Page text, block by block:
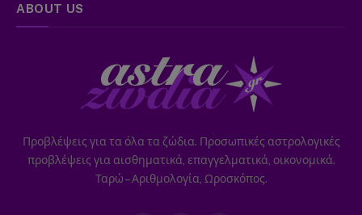
ABOUT US
Προβλέψεις για τα όλα τα ζώδια. Προσωπικές αστρολογικές
προβλέψεις για αισθηματικά, επαγγελματικά, οικονομικά.
Ταρώ – Αριθμολογία, Ωροσκόπος.